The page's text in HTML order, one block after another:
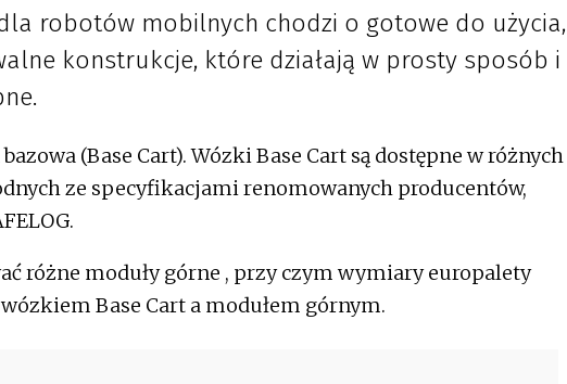
robotów mobilnych chodzi o gotowe do użycia,
konstrukcje, które działają w prosty sposób i
(Base Cart). Wózki Base Cart są dostępne w różnych
ze specyfikacjami renomowanych producentów,
różne moduły górne , przy czym wymiary europalety
Base Cart a modułem górnym.